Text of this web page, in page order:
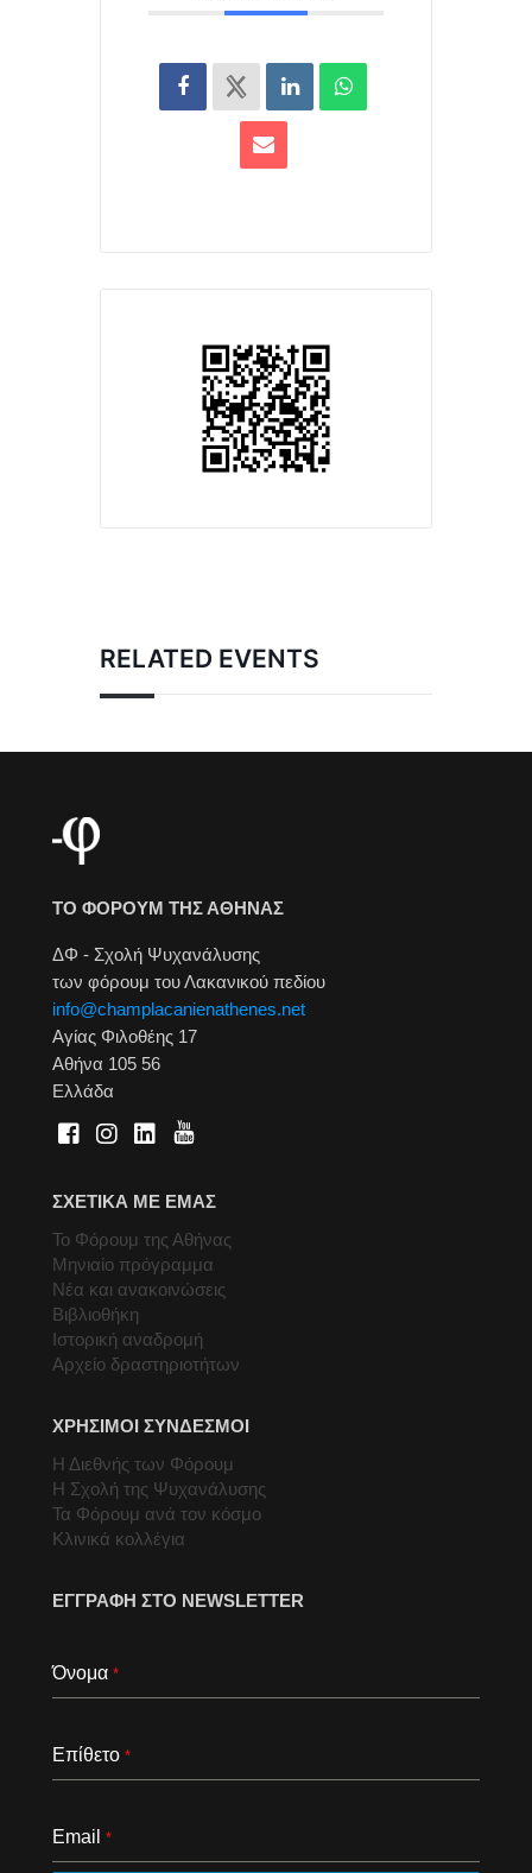
RELATED EVENTS
ΤΟ ΦΟΡΟΥΜ ΤΗΣ ΑΘΗΝΑΣ
ΔΦ - Σχολή Ψυχανάλυσης
των φόρουμ του Λακανικού πεδίου
info@champlacanienathenes.net
Αγίας Φιλοθέης 17
Αθήνα 105 56
Ελλάδα
ΣΧΕΤΙΚΑ ΜΕ ΕΜΑΣ
Το Φόρουμ της Αθήνας
Μηνιαίο πρόγραμμα
Νέα και ανακοινώσεις
Βιβλιοθήκη
Ιστορική αναδρομή
Αρχείο δραστηριοτήτων
ΧΡΗΣΙΜΟΙ ΣΥΝΔΕΣΜΟΙ
Η Διεθνής των Φόρουμ
Η Σχολή της Ψυχανάλυσης
Τα Φόρουμ ανά τον κόσμο
Κλινικά κολλέγια
ΕΓΓΡΑΦΗ ΣΤΟ NEWSLETTER
Όνομα *
Επίθετο *
Email *